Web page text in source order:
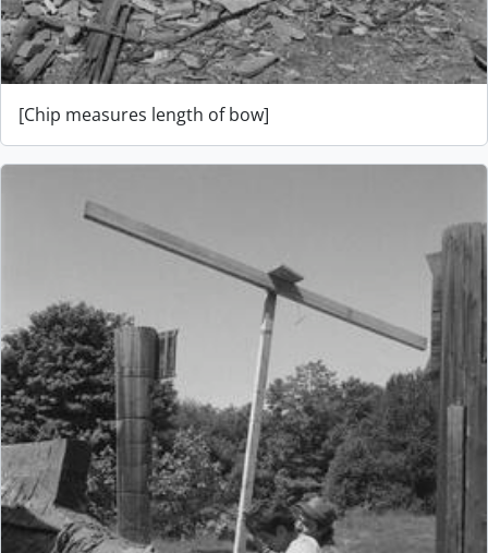
[Chip measures length of bow]